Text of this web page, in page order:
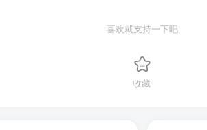
喜欢就支持一下吧
收藏